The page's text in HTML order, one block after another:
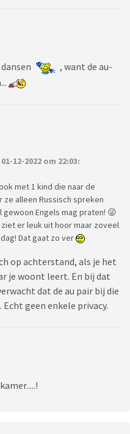
, want de au-
12-2022 om 22:03:
met 1 kind die naar de
ze alleen Russisch spreken
Engels mag praten! 😜
er leuk uit hoor maar zoveel
Dat gaat zo ver
op achterstand, als je het
je woont leert. En bij dat
dat de au pair bij die
geen enkele privacy.